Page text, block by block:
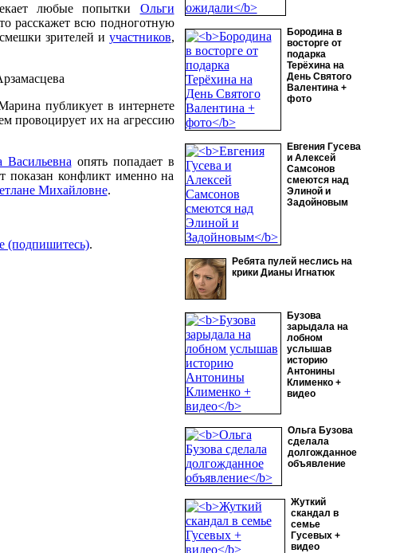
Бородина в
восторге от
подарка
Терёхина на
День Святого
Валентина +
фото
Евгения Гусева
и Алексей
Самсонов
смеются над
Элиной и
Задойновым
Ребята пулей неслись на
крики Дианы Игнатюк
Бузова
зарыдала на
лобном
услышав
историю
Антонины
Клименко +
видео
Ольга Бузова
сделала
долгожданное
объявление
Жуткий
скандал в
семье
Гусевых +
видео
любые попытки Ольги
расскажет всю подноготную
зрителей и участников,
публикует в интернете
провоцирует их на агрессию
Васильевна опять попадает в
конфликт именно на
Михайловне.
(подпишитесь).